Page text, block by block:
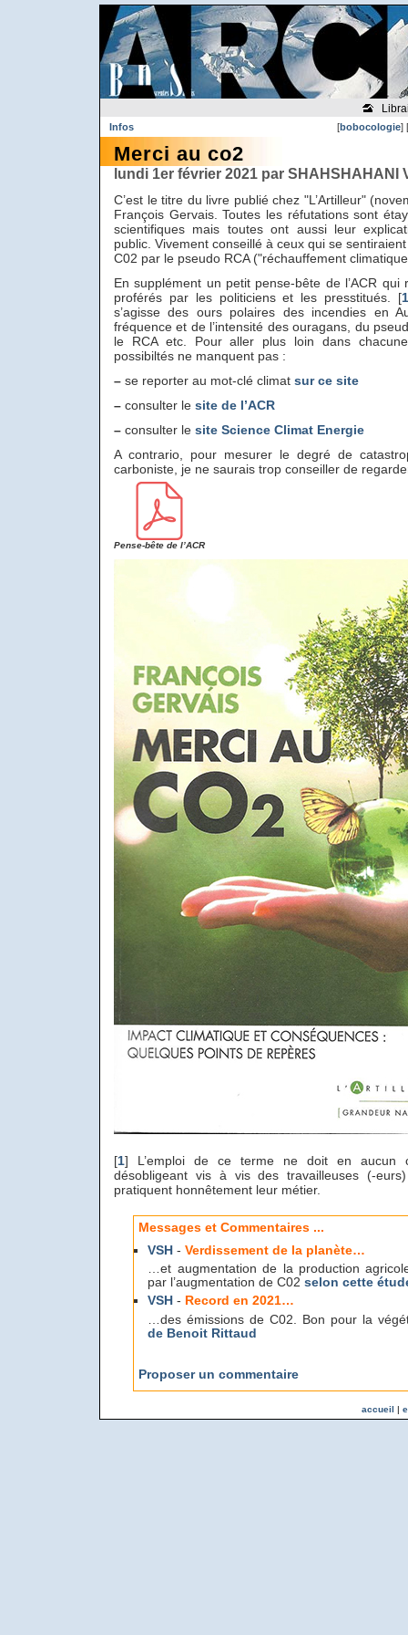
[bobocologie] [
Infos
Merci au co2
lundi 1er février 2021 par SHAHSHAHANI
C’est le titre du livre publié chez "L’Artilleur"
François Gervais. Toutes les réfutations sont
scientifiques mais toutes ont aussi leur
public. Vivement conseillé à ceux qui se
C02 par le pseudo RCA ("réchauffement
En supplément un petit pense-bête de l’ACR qui
proférés par les politiciens et les presstitués.
[1
s’agisse des ours polaires des incendies en
fréquence et de l’intensité des ouragans, du
le RCA etc. Pour aller plus loin dans
possibiltés ne manquent pas :
– se reporter au mot-clé climat sur ce site
– consulter le site de l’ACR
– consulter le site Science Climat Energie
A contrario, pour mesurer le degré de
carboniste, je ne saurais trop conseiller de
Pense-bête de l’ACR
[1] L’emploi de ce terme ne doit en aucun
désobligeant vis à vis des travailleuses (-
pratiquent honnêtement leur métier.
Messages et Commentaires ...
VSH-Verdissement de la planète…
…et augmentation de la production
par l’augmentation de C02selon cette
VSH- Record en 2021…
…des émissions de C02. Bon pour la
de Benoit Rittaud
Proposer un commentaire
accueil